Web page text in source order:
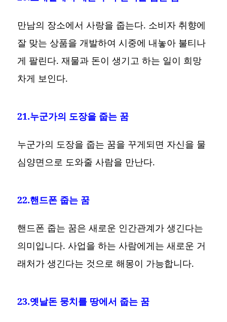
만남의 장소에서 사랑을 줍는다. 소비자 취향에
잘 맞는 상품을 개발하여 시중에 내놓아 불티나
게 팔린다. 재물과 돈이 생기고 하는 일이 희망
차게 보인다.
21.누군가의 도장을 줍는 꿈
누군가의 도장을 줍는 꿈을 꾸게되면 자신을 물
심양면으로 도와줄 사람을 만난다.
22.핸드폰 줍는 꿈
핸드폰 줍는 꿈은 새로운 인간관계가 생긴다는
의미입니다. 사업을 하는 사람에게는 새로운 거
래처가 생긴다는 것으로 해몽이 가능합니다.
23.옛날돈 뭉치를 땅에서 줍는 꿈